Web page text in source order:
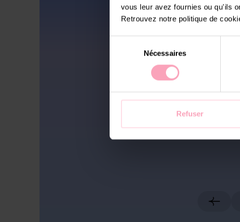
vous leur avez fournies ou qu'ils
Retrouvez notre politique de
consentement
Nécessaires
Refuser
Loïc Calvy